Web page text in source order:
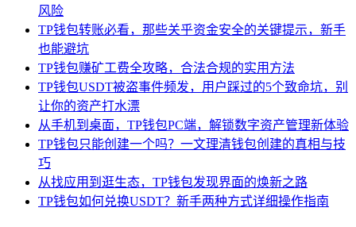
风险
TP钱包转账必看，那些关乎资金安全的关键提示，新手
也能避坑
TP钱包赚矿工费全攻略，合法合规的实用方法
TP钱包USDT被盗事件频发，用户踩过的5个致命坑，别
让你的资产打水漂
从手机到桌面，TP钱包PC端，解锁数字资产管理新体验
TP钱包只能创建一个吗？一文理清钱包创建的真相与技
巧
从找应用到逛生态，TP钱包发现界面的焕新之路
TP钱包如何兑换USDT？新手两种方式详细操作指南